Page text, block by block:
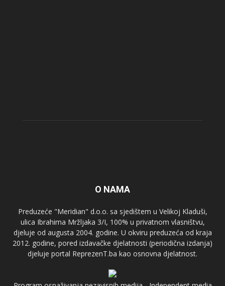
O NAMA
Preduzeće "Meridian" d.o.o. sa sjedištem u Velikoj Kladuši,
ulica Ibrahima Mržljaka 3/I, 100% u privatnom vlasništvu,
djeluje od augusta 2004. godine. U okviru preduzeća od kraja
2012. godine, pored izdavačke djelatnosti (periodična izdanja)
djeluje portal ReprezenT.ba kao osnovna djelatnost.